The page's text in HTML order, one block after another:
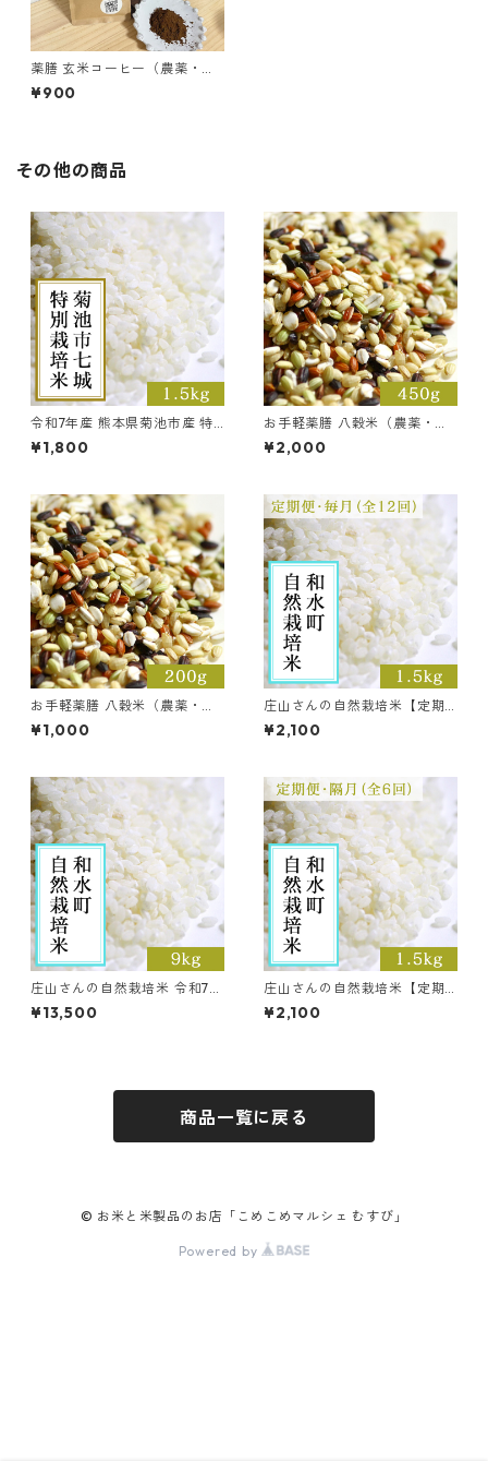
薬膳 玄米コーヒー（農薬・化
学肥料不使用）3種類の古代米
入り ノンカフェイン
¥900
その他の商品
令和7年産 熊本県菊池市産 特
別栽培ヒノヒカリ【1.5kg】※
白米の発送は第2、第4水曜日
¥1,800
お手軽薬膳 八穀米（農薬・化
学肥料不使用）【450g】
¥2,000
お手軽薬膳 八穀米（農薬・化
学肥料不使用）【200g】
¥1,000
庄山さんの自然栽培米【定期
便・毎月全12回】令和7年産 熊
本県和水町産 自然栽培ヒノヒ
¥2,100
庄山さんの自然栽培米 令和7年
産 熊本県和水町産 自然栽培ヒ
ノヒカリ【9kg】※白米の発送
¥13,500
庄山さんの自然栽培米【定期
便・隔月全6回】令和7年産 熊
本県和水町産 自然栽培ヒノヒ
¥2,100
商品一覧に戻る
© お米と米製品のお店「こめこめマルシェ むすび」
Powered by